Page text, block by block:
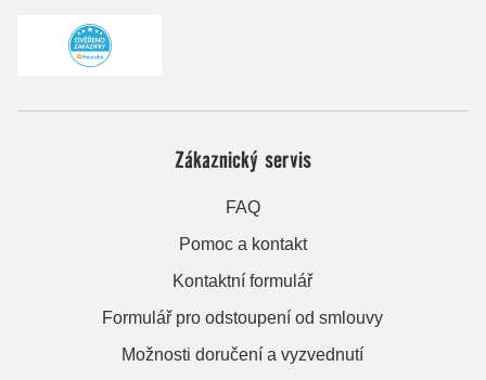
Zákaznický servis
FAQ
Pomoc a kontakt
Kontaktní formulář
Formulář pro odstoupení od smlouvy
Možnosti doručení a vyzvednutí